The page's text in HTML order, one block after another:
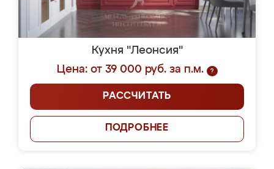
Кухня "Леонсия"
Цена: от 39 000 руб. за п.м.
?
РАССЧИТАТЬ
ПОДРОБНЕЕ